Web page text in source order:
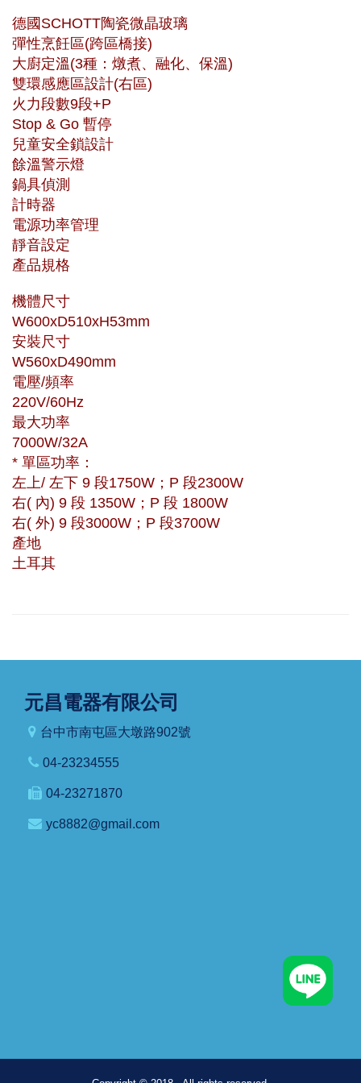
德國SCHOTT陶瓷微晶玻璃
彈性烹飪區(跨區橋接)
大廚定溫(3種：燉煮、融化、保溫)
雙環感應區設計(右區)
火力段數9段+P
Stop & Go 暫停
兒童安全鎖設計
餘溫警示燈
鍋具偵測
計時器
電源功率管理
靜音設定
產品規格
機體尺寸
W600xD510xH53mm
安裝尺寸
W560xD490mm
電壓/頻率
220V/60Hz
最大功率
7000W/32A
* 單區功率：
左上/ 左下 9 段1750W；P 段2300W
右( 內) 9 段 1350W；P 段 1800W
右( 外) 9 段3000W；P 段3700W
產地
土耳其
元昌電器有限公司
台中市南屯區大墩路902號
04-23234555
04-23271870
yc8882@gmail.com